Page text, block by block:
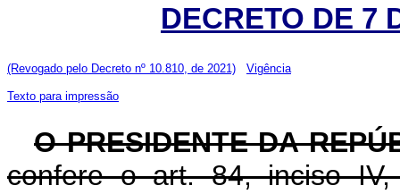
DECRETO DE 7
(Revogado pelo Decreto nº 10.810, de 2021) Vigência
Texto para impressão
O PRESIDENTE DA
confere o art. 84, inciso